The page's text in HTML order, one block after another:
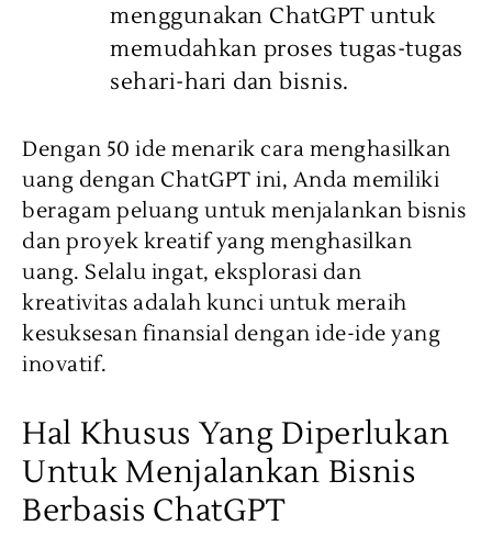
menggunakan ChatGPT untuk
memudahkan proses tugas-tugas
sehari-hari dan bisnis.
Dengan 50 ide menarik cara menghasilkan
uang dengan ChatGPT ini, Anda memiliki
beragam peluang untuk menjalankan bisnis
dan proyek kreatif yang menghasilkan
uang. Selalu ingat, eksplorasi dan
kreativitas adalah kunci untuk meraih
kesuksesan finansial dengan ide-ide yang
inovatif.
Hal Khusus Yang Diperlukan
Untuk Menjalankan Bisnis
Berbasis ChatGPT